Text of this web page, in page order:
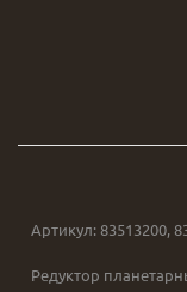
Артикул: 83513200,
Редуктор